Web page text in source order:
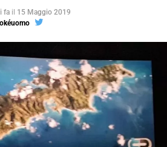
fa il 15 Maggio 2019